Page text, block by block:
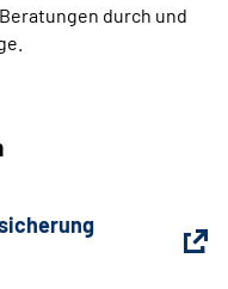
durch und